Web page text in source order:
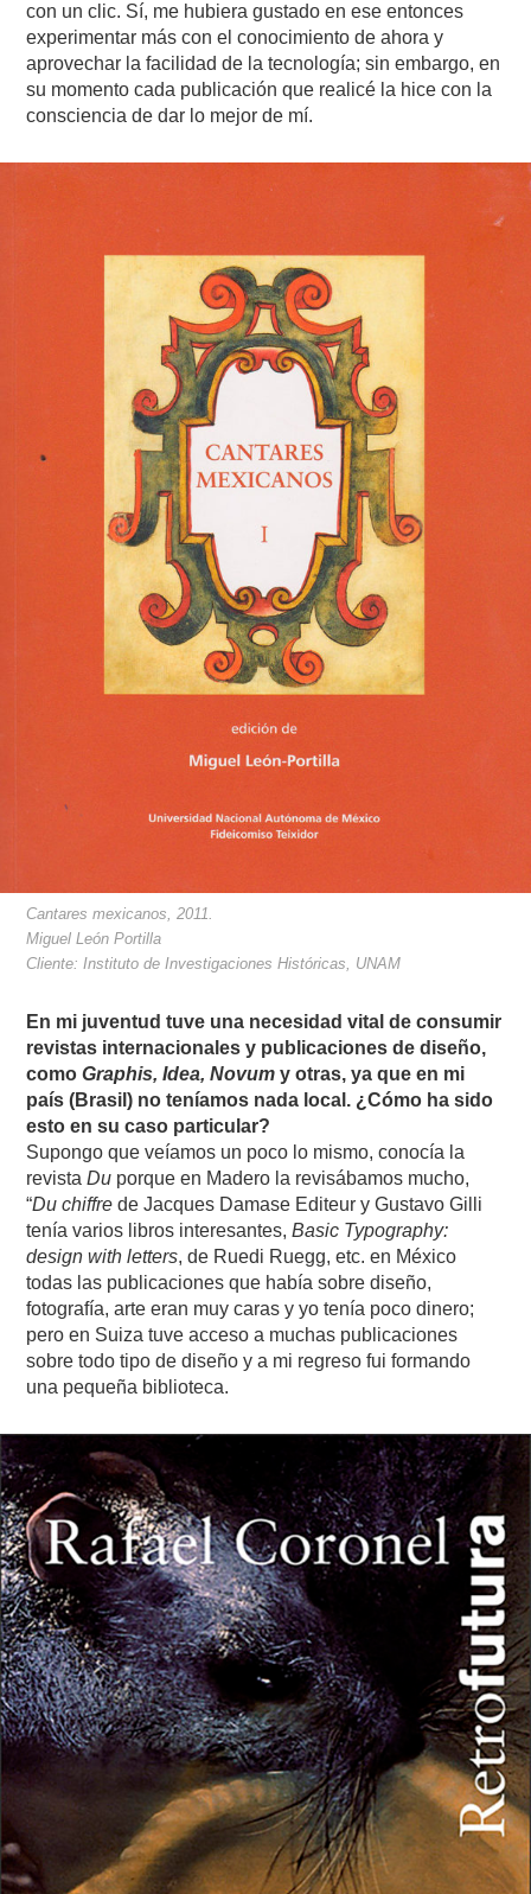
con un clic. Sí, me hubiera gustado en ese entonces
experimentar más con el conocimiento de ahora y
aprovechar la facilidad de la tecnología; sin embargo, en
su momento cada publicación que realicé la hice con la
consciencia de dar lo mejor de mí.
Cantares mexicanos, 2011.
Miguel León Portilla
Cliente: Instituto de Investigaciones Históricas, UNAM
En mi juventud tuve una necesidad vital de consumir
revistas internacionales y publicaciones de diseño,
comoGraphis, Idea, Novumy otras, ya que en mi
país (Brasil) no teníamos nada local. ¿Cómo ha sido
esto en su caso particular?
Supongo que veíamos un poco lo mismo, conocía la
revistaDu porque en Madero la revisábamos mucho,
“Du chiffre de Jacques Damase Editeur y Gustavo Gilli
tenía varios libros interesantes,Basic Typography:
design with letters, de Ruedi Ruegg, etc. en México
todas las publicaciones que había sobre diseño,
fotografía, arte eran muy caras y yo tenía poco dinero;
pero en Suiza tuve acceso a muchas publicaciones
sobre todo tipo de diseño y a mi regreso fui formando
una pequeña biblioteca.